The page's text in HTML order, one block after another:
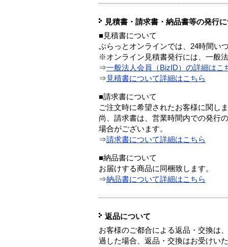
見積書・請求書・納品書等の発行
■見積書について
ぷらっとオンラインでは、24時間い
※オンライン見積書発行には、一般
⇒一般法人会員（BizID）の詳細はこ
⇒ 見積書について詳細はこちら
■請求書について
ご注文時に希望されたお客様に関し
尚、請求書は、営業時間内での発行
場合がございます。
⇒請求書について詳細はこちら
■納品書について
お届けする商品に同梱致します。
⇒納品書について詳細はこちら
返品について
お客様のご都合による返品・交換は
過した場合、返品・交換はお受けいた